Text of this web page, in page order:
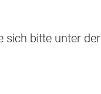
sich bitte unter der